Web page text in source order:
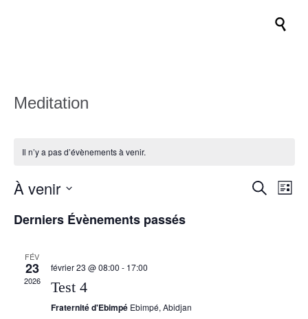

Meditation
Il n’y a pas d’évènements à venir.
Recherche
Liste
À venir
une
Derniers Évènements passés
FÉV
23
2026
février 23 @ 08:00 - 17:00
Test 4
Fraternité d'Ebimpé Ebimpé, Abidjan